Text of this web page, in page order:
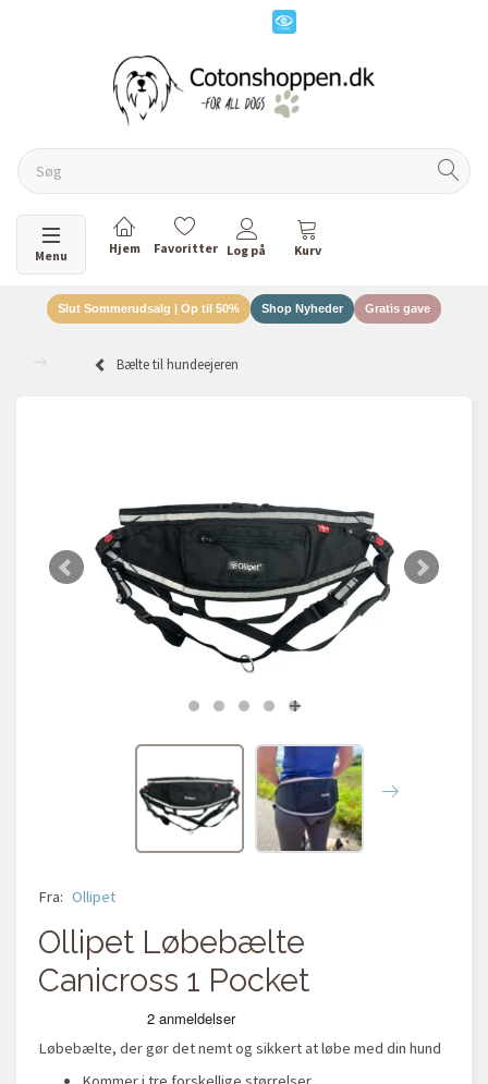
Skifte navigation
Menu
Slut Sommerudsalg | Op til 50% Shop Nyheder Gratis gave
Bælte til hundeejeren
Fra: Ollipet
Ollipet Løbebælte
Canicross 1 Pocket
Løbebælte, der gør det nemt og sikkert at løbe med din hund